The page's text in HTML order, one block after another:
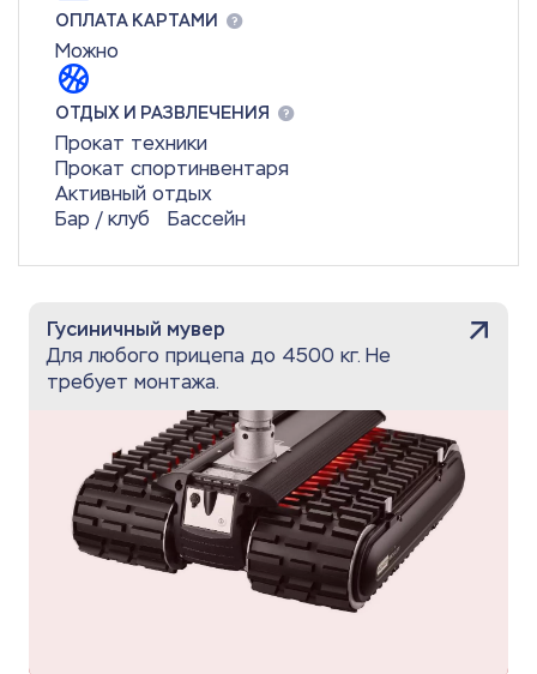
ОПЛАТА КАРТАМИ
Можно
ОТДЫХ И РАЗВЛЕЧЕНИЯ
Прокат техники
Прокат спортинвентаря
Активный отдых
Бар / клуб
Бассейн
Гусиничный мувер
Для любого прицепа до 4500 кг. Не
требует монтажа.